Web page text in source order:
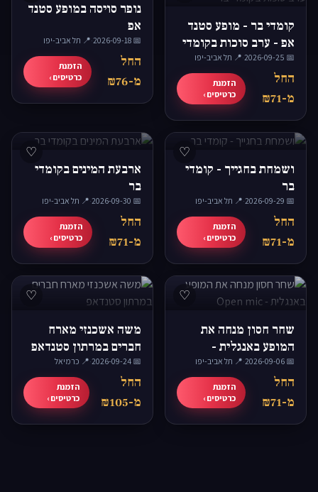
קומדי בר - מופע סטנד
אפ - ערב סוכות בקומדי
בר
📅 2026-09-25
·📍 תל אביב-יפו
החל
מ-₪71
הזמנת
כרטיסים ›
נופר סויסה במופע סטנד
אפ
📅 2026-09-18
·📍 תל אביב-יפו
החל
מ-₪76
הזמנת
כרטיסים ›
♡
ושמחת בחגייך - קומדי
בר
📅 2026-09-29
·📍 תל אביב-יפו
החל
מ-₪71
הזמנת
כרטיסים ›
♡
ארבעת המינים בקומדי
בר
📅 2026-09-30
·📍 תל אביב-יפו
החל
מ-₪71
הזמנת
כרטיסים ›
♡
שחר חסון מנחה את
המופע באנגלית -
Open mic
📅 2026-09-06
·📍 תל אביב-יפו
החל
מ-₪71
הזמנת
כרטיסים ›
♡
משה אשכנזי מארח
חברים במרתון סטנדאפ
📅 2026-09-24
·📍 כרמיאל
החל
מ-₪105
הזמנת
כרטיסים ›